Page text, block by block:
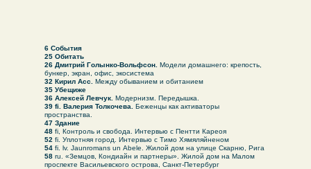
6 События
25 Обитать
26 Дмитрий Голынко-Вольфсон. Модели домашнего: крепость,
бункер, экран, офис, экосистема
32 Кирил Асс.
Между обыванием и обитанием
35 Убещиже
36 Алексей Левчук. Модернизм. Передышка.
39 fi. Валерия Толкочева. Беженцы как активаторы
пространства.
47 Здание
48 fi, Контроль и свобода. Интервью с Пентти Кареоя
52 fi. Уплотняя город. Интервью с Тимо Хямяляйненом
54 fi. lv. Jaunromans un Abele. Жилой дом на улице Скарню, Рига
58 ru. «Земцов, Кондиайн и партнеры». Жилой дом на Малом
проспекте Васильевского острова, Санкт-Петербург
Владимир Фролов
директор издательского дома
Издательский
дом «Балтикум»